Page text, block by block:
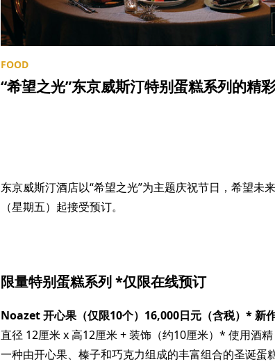
“希望之光”东京威斯汀特别蛋糕系列的精
东京威斯汀酒店以“希望之光”为主题庆祝节日，希望未
（星期五）起接受预订。
限量特别蛋糕系列 *仅限在线预订
Noazet 开心果（仅限10个）16,000日元（含税）* 新
直径 12厘米 x 高12厘米 + 装饰（约10厘米）* 使用酒精
一种由开心果、榛子和巧克力组成的丰富组合的圣诞蛋